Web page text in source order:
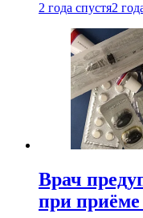
2 года спустя2
Врач
при